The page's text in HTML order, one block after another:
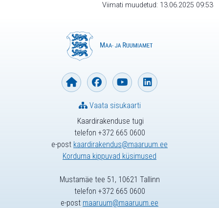
Viimati muudetud: 13.06.2025 09:53
Kaardirakenduse tugi
telefon +372 665 0600
e-post kaardirakendus@maaruum.ee
Korduma kippuvad küsimused
Vaata sisukaarti
Mustamäe tee 51, 10621 Tallinn
telefon +372 665 0600
e-post maaruum@maaruum.ee